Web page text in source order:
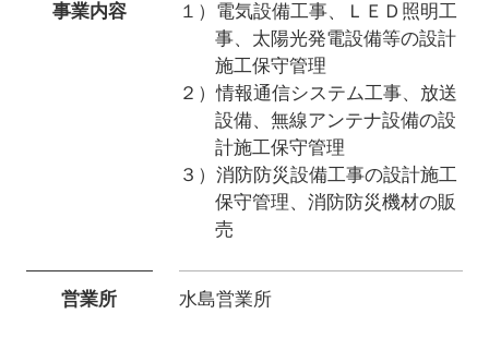
事業内容
１）電気設備工事、ＬＥＤ照明工
事、 太陽光発電設備等の設計
施工保守管理
２）情報通信システム工事、放送
設備、無線アンテナ設備の設
計施工保守管理
３）消防防災設備工事の設計施工
保守管理、消防防災機材の販
売
営業所 水島営業所